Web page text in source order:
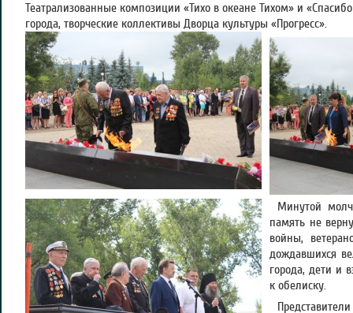
Театрализованные композиции «Тихо в океане Тихом» и
города, творческие коллективы Дворца культуры «Прогресс».
Минутой
память не
войны,
дождавшихся
города, дети и
к обелиску.